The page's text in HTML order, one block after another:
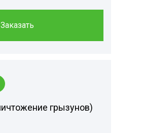
Заказать
грызунов)